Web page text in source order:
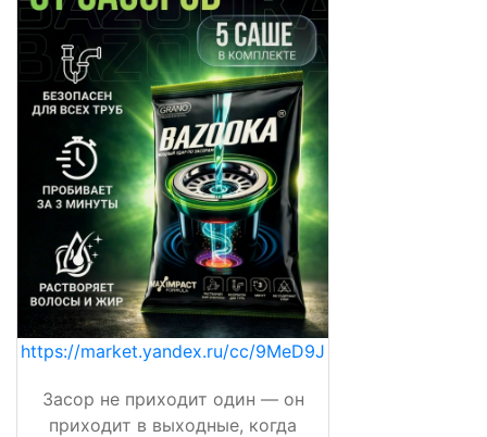
https://market.yandex.ru/cc/9MeD9J
Засор не приходит один — он
приходит в выходные, когда